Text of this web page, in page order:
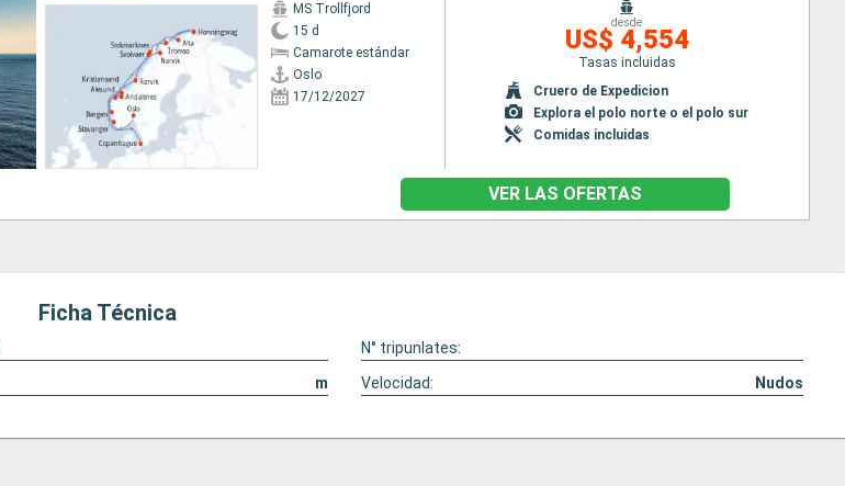
MS Trollfjord
15 d
Camarote estándar
Oslo
17/12/2027
desde
US$ 4,554
Tasas incluidas
Cruero de Expedicion
Explora el polo norte o el polo sur
Comidas incluidas
VER LAS OFERTAS
Ficha Técnica
N° tripunlates:
m Velocidad: Nudos